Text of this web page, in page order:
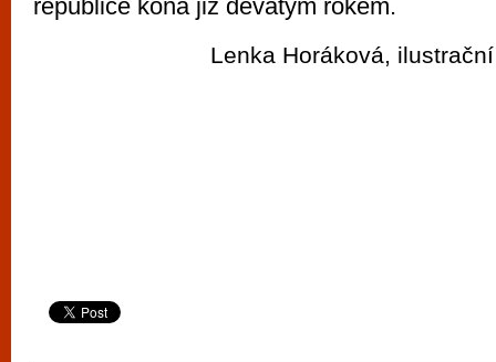
republice koná již devátým rokem.
Lenka Horáková,